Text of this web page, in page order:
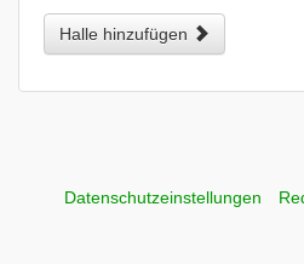
Halle hinzufügen
Datenschutzeinstellungen